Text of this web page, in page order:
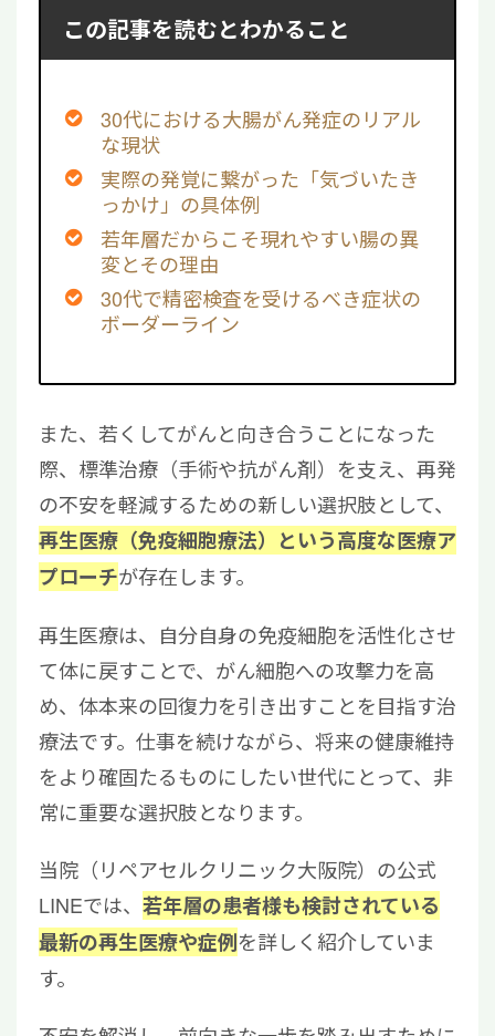
この記事を読むとわかること
30代における大腸がん発症のリアル
な現状
実際の発覚に繋がった「気づいたき
っかけ」の具体例
若年層だからこそ現れやすい腸の異
変とその理由
30代で精密検査を受けるべき症状の
ボーダーライン
また、若くしてがんと向き合うことになった
際、標準治療（手術や抗がん剤）を支え、再発
の不安を軽減するための新しい選択肢として、
再生医療（免疫細胞療法）という高度な医療ア
プローチが存在します。
再生医療は、自分自身の免疫細胞を活性化させ
て体に戻すことで、がん細胞への攻撃力を高
め、体本来の回復力を引き出すことを目指す治
療法です。仕事を続けながら、将来の健康維持
をより確固たるものにしたい世代にとって、非
常に重要な選択肢となります。
当院（リペアセルクリニック大阪院）の公式
LINEでは、 若年層の患者様も検討されている
最新の再生医療や症例を詳しく紹介していま
す。